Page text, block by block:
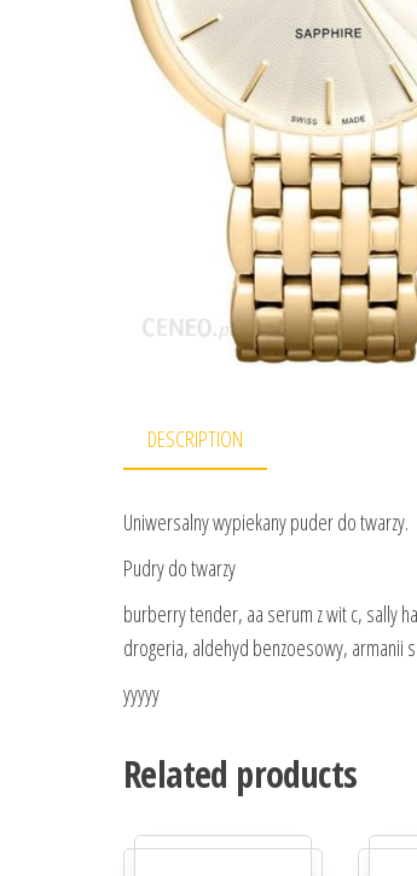
DESCRIPTION
Uniwersalny wypiekany puder do twarzy.
Pudry do twarzy
burberry tender, aa serum z wit c, sally
drogeria, aldehyd benzoesowy, armanii si
yyyyy
Related products